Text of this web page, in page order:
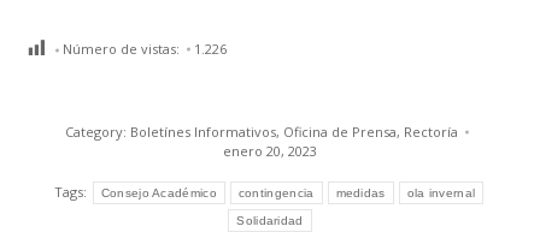
Número de vistas: 1.226
Category: Boletínes Informativos, Oficina de Prensa, Rectoría
enero 20, 2023
Tags: Consejo Académico contingencia medidas ola invernal
Solidaridad